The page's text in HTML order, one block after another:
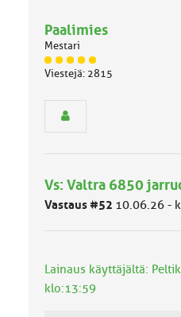
Paalimies
Mestari
J
ä
m
ä
k
a
Viestejä: 2815
Vs: Valtra 6850
Vastaus #52 10.06.26 -
Lainaus käyttäjältä:
klo:13:59